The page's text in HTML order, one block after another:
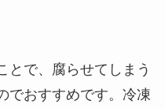
とで、腐らせてしまう
でおすすめです。冷凍